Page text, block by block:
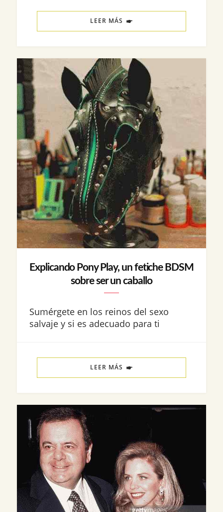
LEER MÁS
Explicando Pony Play, un fetiche BDSM
sobre ser un caballo
Sumérgete en los reinos del sexo
salvaje y si es adecuado para ti
LEER MÁS